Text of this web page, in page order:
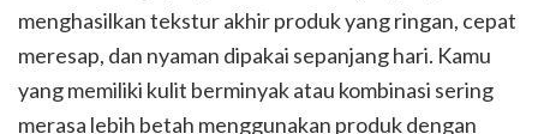
menghasilkan tekstur akhir produk yang ringan, cepat
meresap, dan nyaman dipakai sepanjang hari. Kamu
yang memiliki kulit berminyak atau kombinasi sering
merasa lebih betah menggunakan produk dengan